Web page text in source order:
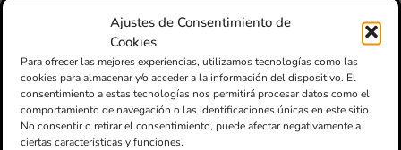
Ajustes de Consentimiento de
Cookies
Para ofrecer las mejores experiencias, utilizamos tecnologías como las
cookies para almacenar y/o acceder a la información del dispositivo. El
consentimiento a estas tecnologías nos permitirá procesar datos como el
comportamiento de navegación o las identificaciones únicas en este sitio.
No consentir o retirar el consentimiento, puede afectar negativamente a
ciertas características y funciones.
+ Añadir a Google Calendar
+ exportación iCal / Outlook